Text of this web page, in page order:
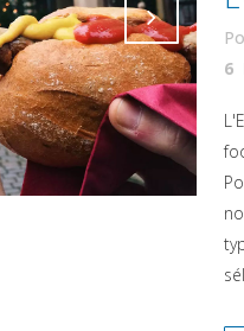
Attiva
6